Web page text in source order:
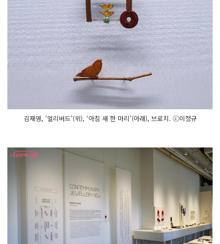
김재영, ‘얼리버드’(위), ‘아침 새 한 마리’(아래), 브로치. ⓒ이정규